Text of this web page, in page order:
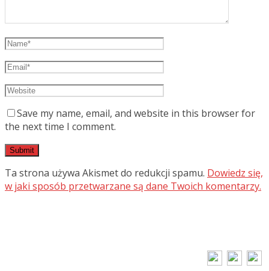
Save my name, email, and website in this browser for
the next time I comment.
Ta strona używa Akismet do redukcji spamu. Dowiedz się,
w jaki sposób przetwarzane są dane Twoich komentarzy.